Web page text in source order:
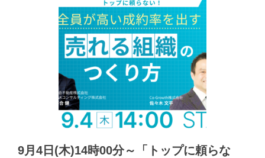
9月4日(木)14時00分～「トップに頼らな